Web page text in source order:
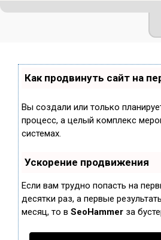
Как продвинуть сайт на
Вы создали или только
процесс, а целый комплекс
системах.
Ускорение продвижения
Если вам трудно попасть на
десятки раз, а первые
месяц, то в SeoHammer за